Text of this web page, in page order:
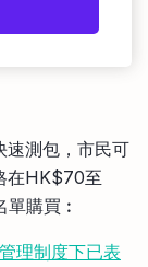
速測包，市民可
在HK$70至
購買︰
理制度下已表